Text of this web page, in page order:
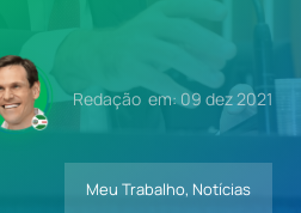
Redação em: 09 dez 2021
Meu Trabalho, Notícias